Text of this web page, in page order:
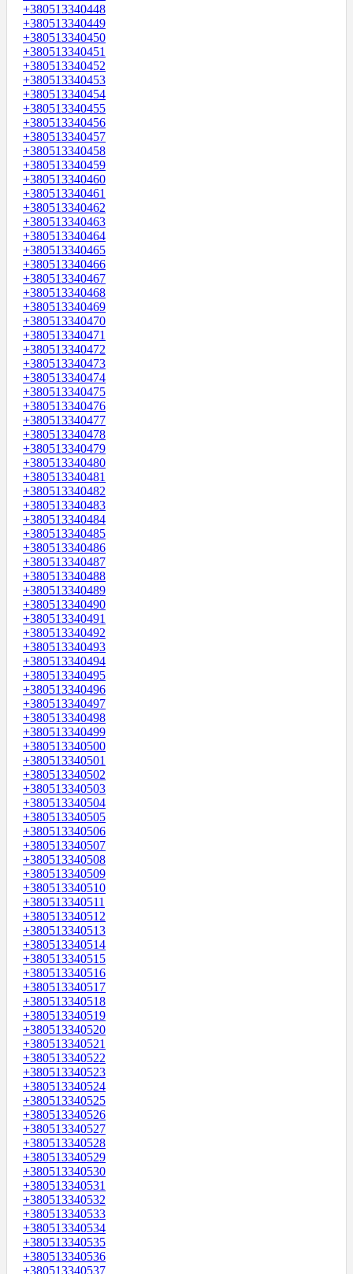
+380513340448
+380513340449
+380513340450
+380513340451
+380513340452
+380513340453
+380513340454
+380513340455
+380513340456
+380513340457
+380513340458
+380513340459
+380513340460
+380513340461
+380513340462
+380513340463
+380513340464
+380513340465
+380513340466
+380513340467
+380513340468
+380513340469
+380513340470
+380513340471
+380513340472
+380513340473
+380513340474
+380513340475
+380513340476
+380513340477
+380513340478
+380513340479
+380513340480
+380513340481
+380513340482
+380513340483
+380513340484
+380513340485
+380513340486
+380513340487
+380513340488
+380513340489
+380513340490
+380513340491
+380513340492
+380513340493
+380513340494
+380513340495
+380513340496
+380513340497
+380513340498
+380513340499
+380513340500
+380513340501
+380513340502
+380513340503
+380513340504
+380513340505
+380513340506
+380513340507
+380513340508
+380513340509
+380513340510
+380513340511
+380513340512
+380513340513
+380513340514
+380513340515
+380513340516
+380513340517
+380513340518
+380513340519
+380513340520
+380513340521
+380513340522
+380513340523
+380513340524
+380513340525
+380513340526
+380513340527
+380513340528
+380513340529
+380513340530
+380513340531
+380513340532
+380513340533
+380513340534
+380513340535
+380513340536
+380513340537